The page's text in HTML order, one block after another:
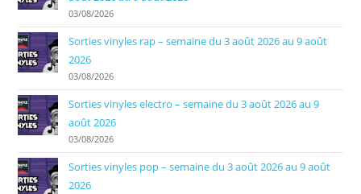
03/08/2026
Sorties vinyles rap – semaine du 3 août 2026 au 9 août
2026
03/08/2026
Sorties vinyles electro – semaine du 3 août 2026 au 9
août 2026
03/08/2026
Sorties vinyles pop – semaine du 3 août 2026 au 9 août
2026